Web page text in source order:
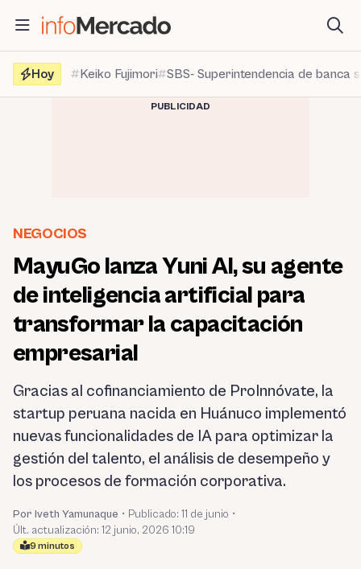
contenido
Hoy
Keiko Fujimori SBS- Superintendencia de banca
PUBLICIDAD
NEGOCIOS
MayuGo lanza Yuni AI, su agente
de inteligencia artificial para
transformar la capacitación
empresarial
Gracias al cofinanciamiento de ProInnóvate, la
startup peruana nacida en Huánuco implementó
nuevas funcionalidades de IA para optimizar la
gestión del talento, el análisis de desempeño y
los procesos de formación corporativa.
Por Iveth Yamunaque • Publicado: 11 de junio •
Últ. actualización: 12 junio, 2026 10:19
9 minutos